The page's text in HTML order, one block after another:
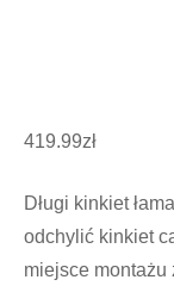
419.99zł
Długi kinkiet
odchylić kinkiet
miejsce